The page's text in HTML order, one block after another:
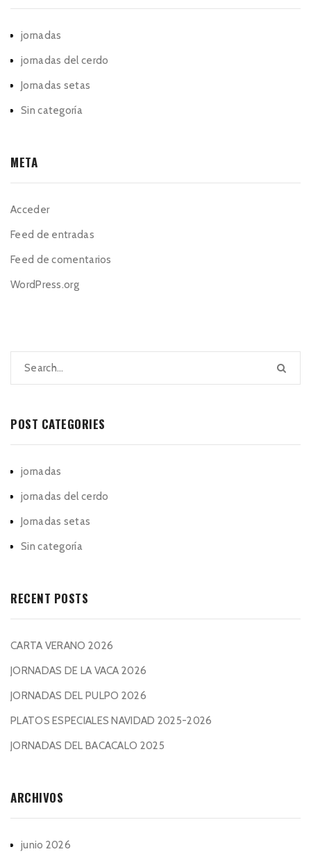
jornadas
jornadas del cerdo
Jornadas setas
Sin categoría
META
Acceder
Feed de entradas
Feed de comentarios
WordPress.org
POST CATEGORIES
jornadas
jornadas del cerdo
Jornadas setas
Sin categoría
RECENT POSTS
CARTA VERANO 2026
JORNADAS DE LA VACA 2026
JORNADAS DEL PULPO 2026
PLATOS ESPECIALES NAVIDAD 2025-2026
JORNADAS DEL BACACALO 2025
ARCHIVOS
junio 2026